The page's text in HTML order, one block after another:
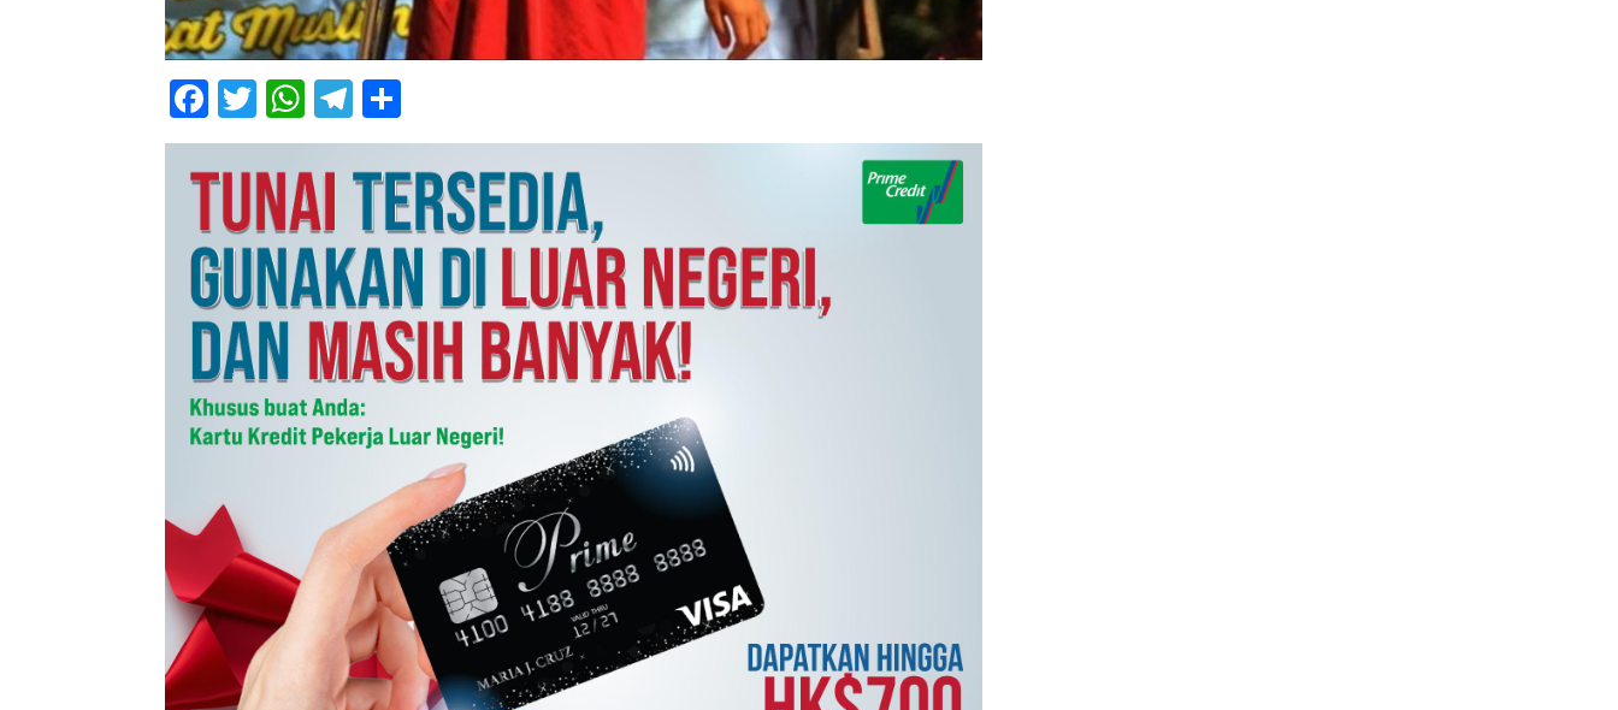
Facebook
Twitter
WhatsApp
Telegram